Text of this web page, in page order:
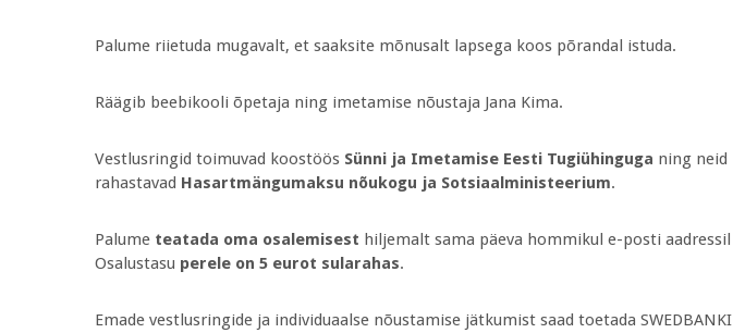
Palume riietuda mugavalt, et saaksite mõnusalt lapsega koos põrandal istuda.
Räägib beebikooli õpetaja ning imetamise nõustaja Jana Kima.
Vestlusringid toimuvad koostöös Sünni ja Imetamise Eesti Tugiühinguga ning neid
rahastavad Hasartmängumaksu nõukogu ja Sotsiaalministeerium.
Palume teatada oma osalemisest hiljemalt sama päeva hommikul e-posti aadressil
Osalustasu perele on 5 eurot sularahas.
Emade vestlusringide ja individuaalse nõustamise jätkumist saad toetada SWEDBANKI